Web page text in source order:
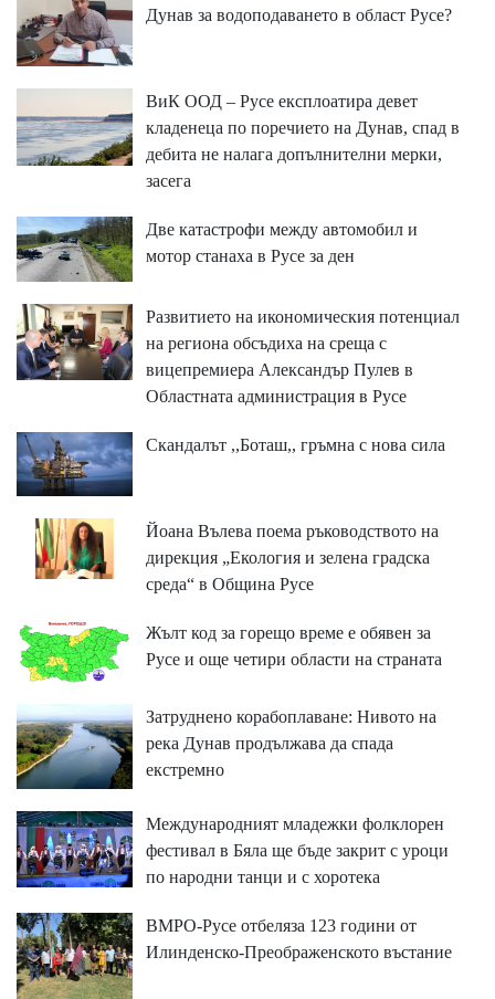
Дунав за водоподаването в област Русе?
ВиК ООД – Русе експлоатира девет
кладенеца по поречието на Дунав, спад в
дебита не налага допълнителни мерки,
засега
Две катастрофи между автомобил и
мотор станаха в Русе за ден
Развитието на икономическия потенциал
на региона обсъдиха на среща с
вицепремиера Александър Пулев в
Областната администрация в Русе
Скандалът ,,Боташ,, гръмна с нова сила
Йоана Вълева поема ръководството на
дирекция „Екология и зелена градска
среда“ в Община Русе
Жълт код за горещо време е обявен за
Русе и още четири области на страната
Затруднено корабоплаване: Нивото на
река Дунав продължава да спада
екстремно
Международният младежки фолклорен
фестивал в Бяла ще бъде закрит с уроци
по народни танци и с хоротека
ВМРО-Русе отбеляза 123 години от
Илинденско-Преображенското въстание